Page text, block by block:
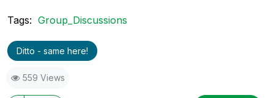
Tags: Group_Discussions
Ditto - same here!
559 Views